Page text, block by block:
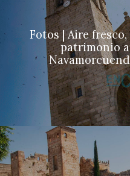
Fotos | Aire
patrimonio